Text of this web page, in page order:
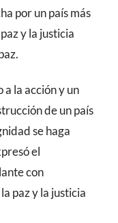
por un país más
y la justicia
a la acción y un
de un país
se haga
el
con
paz y la justicia